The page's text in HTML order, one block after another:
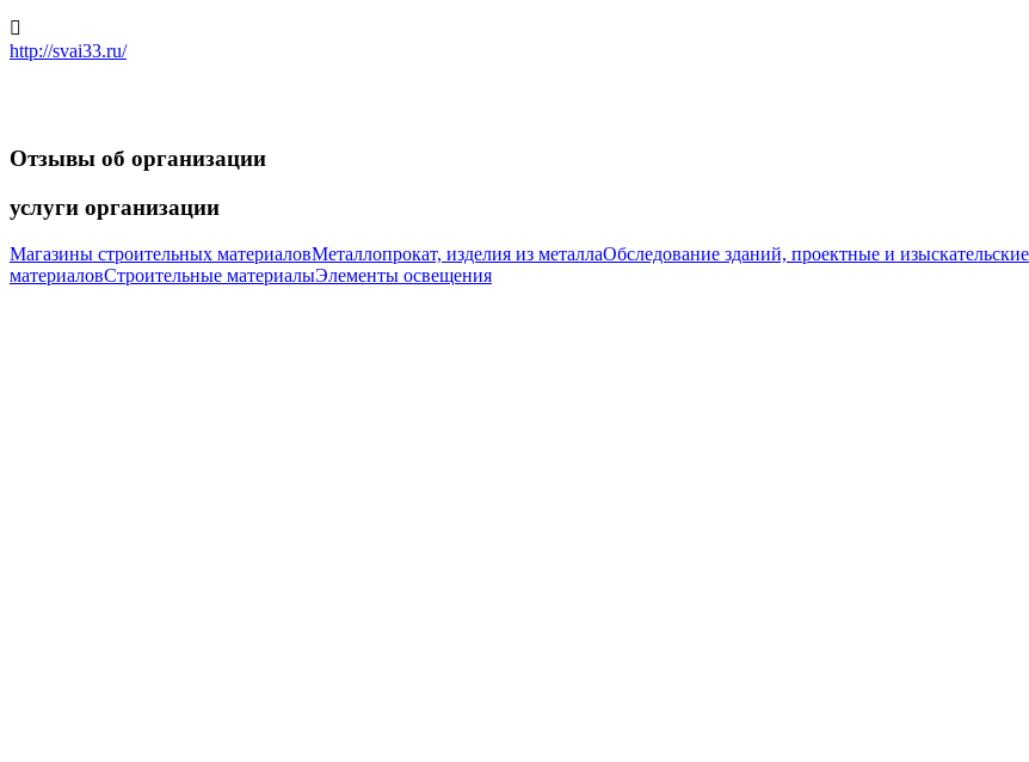

http://svai33.ru/
Отзывы об организации
услуги организации
Магазины строительных материаловМеталлопрокат, изделия из металлаОбследование зданий, проектные и
материаловСтроительные материалыЭлементы освещения